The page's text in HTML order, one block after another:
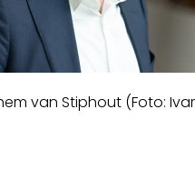
van Stiphout (Foto: